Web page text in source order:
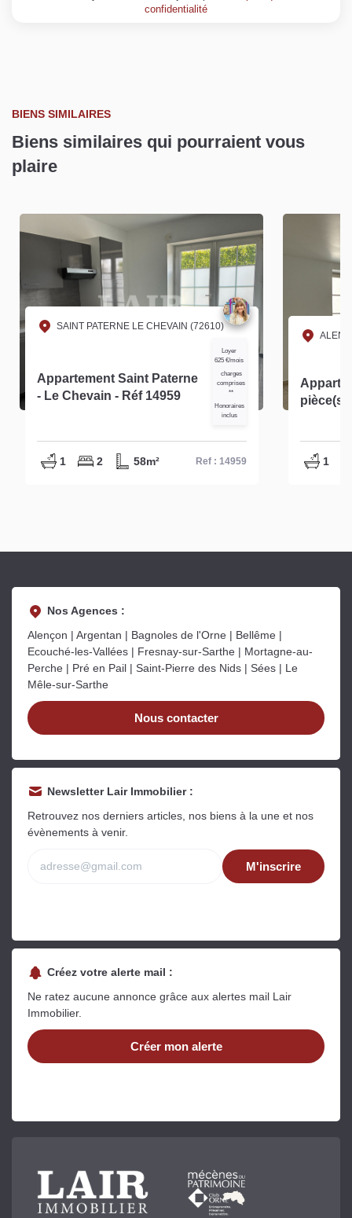
confidentialité
BIENS SIMILAIRES
Biens similaires qui pourraient vous
plaire
SAINT PATERNE LE CHEVAIN (72610)
Appartement Saint Paterne
- Le Chevain - Réf 14959
Loyer
625 €/mois
charges
comprises
**
Honoraires
inclus
1 2 58m² Ref : 14959
pièce(s)
1
Nos Agences :
Alençon | Argentan | Bagnoles de l'Orne | Bellême |
Ecouché-les-Vallées | Fresnay-sur-Sarthe | Mortagne-au-
Perche | Pré en Pail | Saint-Pierre des Nids | Sées | Le
Mêle-sur-Sarthe
Nous contacter
Newsletter Lair Immobilier :
Retrouvez nos derniers articles, nos biens à la une et nos
évènements à venir.
M'inscrire
Créez votre alerte mail :
Ne ratez aucune annonce grâce aux alertes mail Lair
Immobilier.
Créer mon alerte